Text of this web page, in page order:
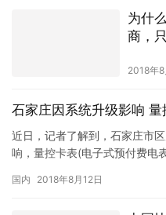
为什
商，
2018年8
石家庄因系统升级影响
近日，记者了解到，石家庄市
响，量控卡表(电子式预付费电
国内 2018年8月12日